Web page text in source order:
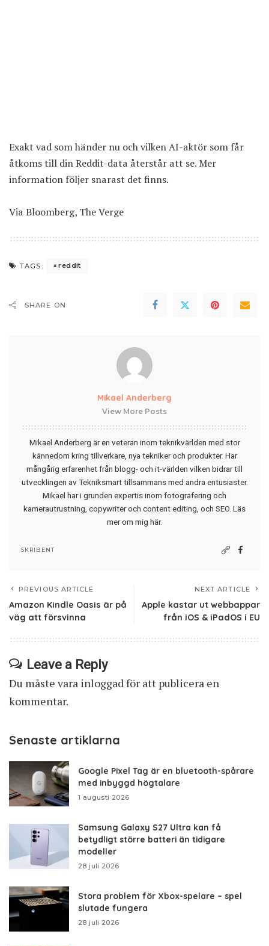
Exakt vad som händer nu och vilken AI-aktör som får
åtkoms till din Reddit-data återstår att se. Mer
information följer snarast det finns.
Via Bloomberg, The Verge
TAGS: reddit
SHARE ON
Mikael Anderberg
View More Posts
Mikael Anderberg är en veteran inom teknikvärlden med stor
kännedom kring tillverkare, nya tekniker och produkter. Har
mångårig erfarenhet från blogg- och it-världen vilken bidrar till
utvecklingen av Tekniksmart tillsammans med andra entusiaster.
Mikael har i grunden expertis inom fotografering och
kamerautrustning, copywriter och content editing, och SEO. Läs
mer om mig här.
SKRIBENT
PREVIOUS ARTICLE
Amazon Kindle Oasis är på
väg att försvinna
NEXT ARTICLE
Apple kastar ut webbappar
från iOS & iPadOS i EU
Leave a Reply
Du måste vara inloggad för att publicera en
kommentar.
Senaste artiklarna
Google Pixel Tag är en bluetooth-spårare
med inbyggd högtalare
1 augusti 2026
Samsung Galaxy S27 Ultra kan få
betydligt större batteri än tidigare
modeller
28 juli 2026
Stora problem för Xbox-spelare – spel
slutade fungera
28 juli 2026